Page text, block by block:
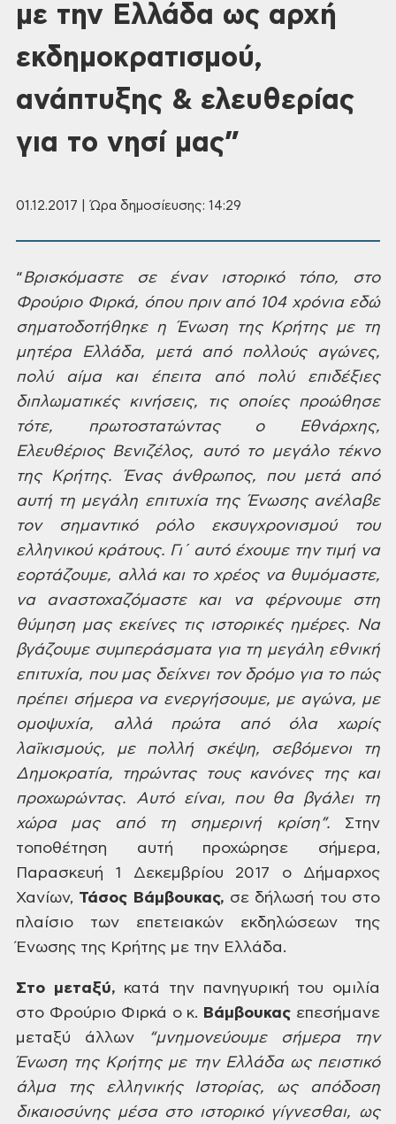
με την Ελλάδα ως αρχή
εκδημοκρατισμού,
ανάπτυξης & ελευθερίας
για το νησί μας”
01.12.2017 | Ώρα δημοσίευσης: 14:29
“Βρισκόμαστεσε έναν ιστορικό τόπο, στο
Φρούριο Φιρκά, όπου πριν από 104 χρόνια εδώ
σηματοδοτήθηκεη Ένωση της Κρήτης με τη
μητέρα Ελλάδα, μετά από πολλούς αγώνες,
πολύ αίμα καιέπειτα από πολύ επιδέξιες
διπλωματικέςκινήσεις, τις οποίες προώθησε
τότε, πρωτοστατώντας ο Εθνάρχης,
ΕλευθέριοςΒενιζέλος, αυτό το μεγάλο τέκνο
τηςΚρήτης. Ένας άνθρωπος, που μετά από
αυτή τη μεγάλη επιτυχία της Ένωσης ανέλαβε
τον σημαντικό ρόλο εκσυγχρονισμού του
ελληνικού κράτους. Γι΄ αυτό έχουμε τηντιμή να
εορτάζουμε, αλλά και το χρέοςνα θυμόμαστε,
να αναστοχαζόμαστε καινα φέρνουμε στη
θύμηση μας εκείνες τιςιστορικές ημέρες. Να
βγάζουμε συμπεράσματαγια τη μεγάλη εθνική
επιτυχία, που μαςδείχνει τον δρόμο για το πώς
πρέπεισήμερα να ενεργήσουμε, με αγώνα, με
ομοψυχία, αλλά πρώτα από όλα χωρίς
λαϊκισμούς, με πολλή σκέψη, σεβόμενοιτη
Δημοκρατία, τηρώντας τους κανόνεςτης και
προχωρώντας. Αυτό είναι, που θαβγάλει τη
χώρα μας από τη σημερινή κρίση”. Στην
τοποθέτηση αυτή προχώρησε σήμερα,
Παρασκευή 1 Δεκεμβρίου 2017 ο Δήμαρχος
Χανίων, Τάσος Βάμβουκας, σε δήλωσή του στο
πλαίσιο των επετειακών εκδηλώσεων της
Ένωσης της Κρήτης με την Ελλάδα.
Στο μεταξύ, κατά την πανηγυρική του ομιλία
στο Φρούριο Φιρκά ο κ. Βάμβουκας επεσήμανε
μεταξύ άλλων
“μνημονεύουμεσήμερα την
Ένωση της Κρήτης με την Ελλάδαως πειστικό
άλμα της ελληνικής Ιστορίας, ως απόδοση
δικαιοσύνης μέσα στο ιστορικόγίγνεσθαι, ως